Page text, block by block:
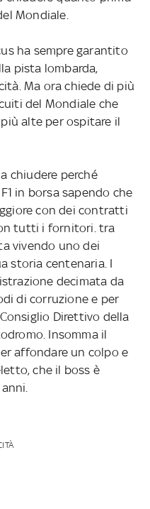
Mondiale.
ha sempre garantito
pista lombarda,
Ma ora chiede di più
del Mondiale che
alte per ospitare il
chiudere perché
in borsa sapendo che
con dei contratti
tutti i fornitori. tra
vivendo uno dei
storia centenaria. I
decimata da
di corruzione e per
Direttivo della
Insomma il
affondare un colpo e
che il boss è